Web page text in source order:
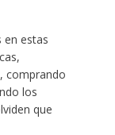
en estas
comprando
los
que